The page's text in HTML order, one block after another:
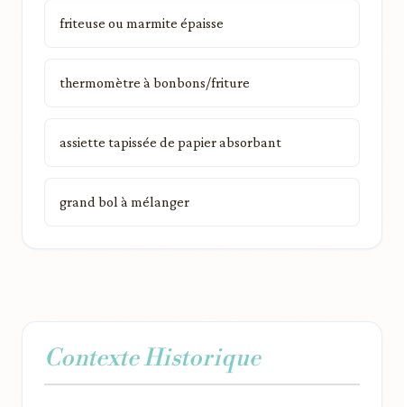
friteuse ou marmite épaisse
thermomètre à bonbons/friture
assiette tapissée de papier absorbant
grand bol à mélanger
Contexte Historique